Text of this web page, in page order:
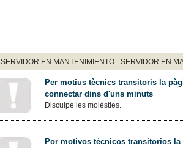
SERVIDOR EN MANTENIMIENTO - SERVIDOR EN
Per motius tècnics transitoris la
connectar dins d'uns minuts
Disculpe les molèsties.
Por motivos técnicos transitorios